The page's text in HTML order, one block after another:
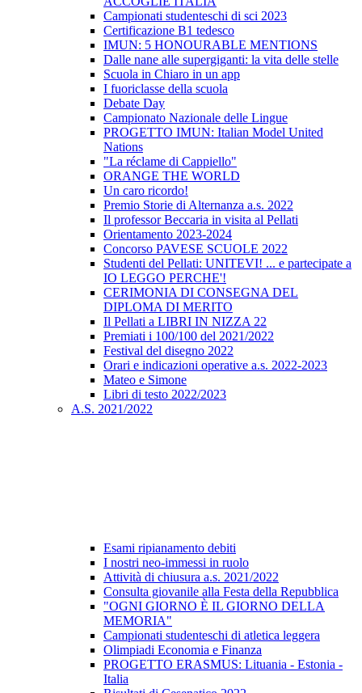
Campionati studenteschi di sci 2023
Certificazione B1 tedesco
IMUN: 5 HONOURABLE MENTIONS
Dalle nane alle supergiganti: la vita delle stelle
Scuola in Chiaro in un app
I fuoriclasse della scuola
Debate Day
Campionato Nazionale delle Lingue
PROGETTO IMUN: Italian Model United
Nations
"La réclame di Cappiello"
ORANGE THE WORLD
Un caro ricordo!
Premio Storie di Alternanza a.s. 2022
Il professor Beccaria in visita al Pellati
Orientamento 2023-2024
Concorso PAVESE SCUOLE 2022
Studenti del Pellati: UNITEVI! ... e partecipate a
IO LEGGO PERCHE'!
CERIMONIA DI CONSEGNA DEL
DIPLOMA DI MERITO
Il Pellati a LIBRI IN NIZZA 22
Premiati i 100/100 del 2021/2022
Festival del disegno 2022
Orari e indicazioni operative a.s. 2022-2023
Mateo e Simone
Libri di testo 2022/2023
A.S. 2021/2022
Esami ripianamento debiti
I nostri neo-immessi in ruolo
Attività di chiusura a.s. 2021/2022
Consulta giovanile alla Festa della Repubblica
"OGNI GIORNO È IL GIORNO DELLA
MEMORIA"
Campionati studenteschi di atletica leggera
Olimpiadi Economia e Finanza
PROGETTO ERASMUS: Lituania - Estonia -
Italia